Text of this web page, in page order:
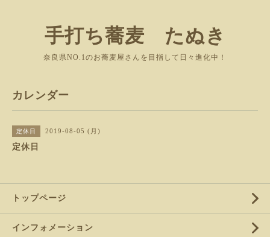
手打ち蕎麦 たぬき
奈良県NO.1のお蕎麦屋さんを目指して日々進化中！
カレンダー
定休日 2019-08-05 (月)
定休日
トップページ
インフォメーション